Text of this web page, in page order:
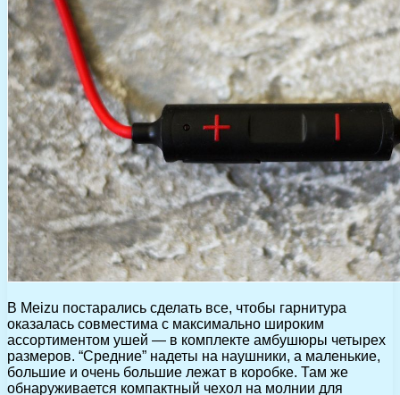
В Meizu постарались сделать все, чтобы гарнитура
оказалась совместима с максимально широким
ассортиментом ушей — в комплекте амбушюры четырех
размеров. “Средние” надеты на наушники, а маленькие,
большие и очень большие лежат в коробке. Там же
обнаруживается компактный чехол на молнии для